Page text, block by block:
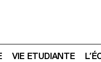
VIE ETUDIANTE